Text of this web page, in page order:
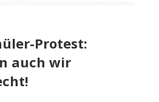
Protest:
auch wir